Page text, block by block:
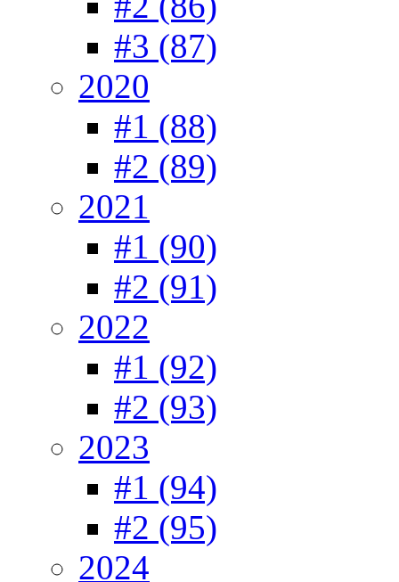
#3 (87)
2020
#1 (88)
#2 (89)
2021
#1 (90)
#2 (91)
2022
#1 (92)
#2 (93)
2023
#1 (94)
#2 (95)
2024